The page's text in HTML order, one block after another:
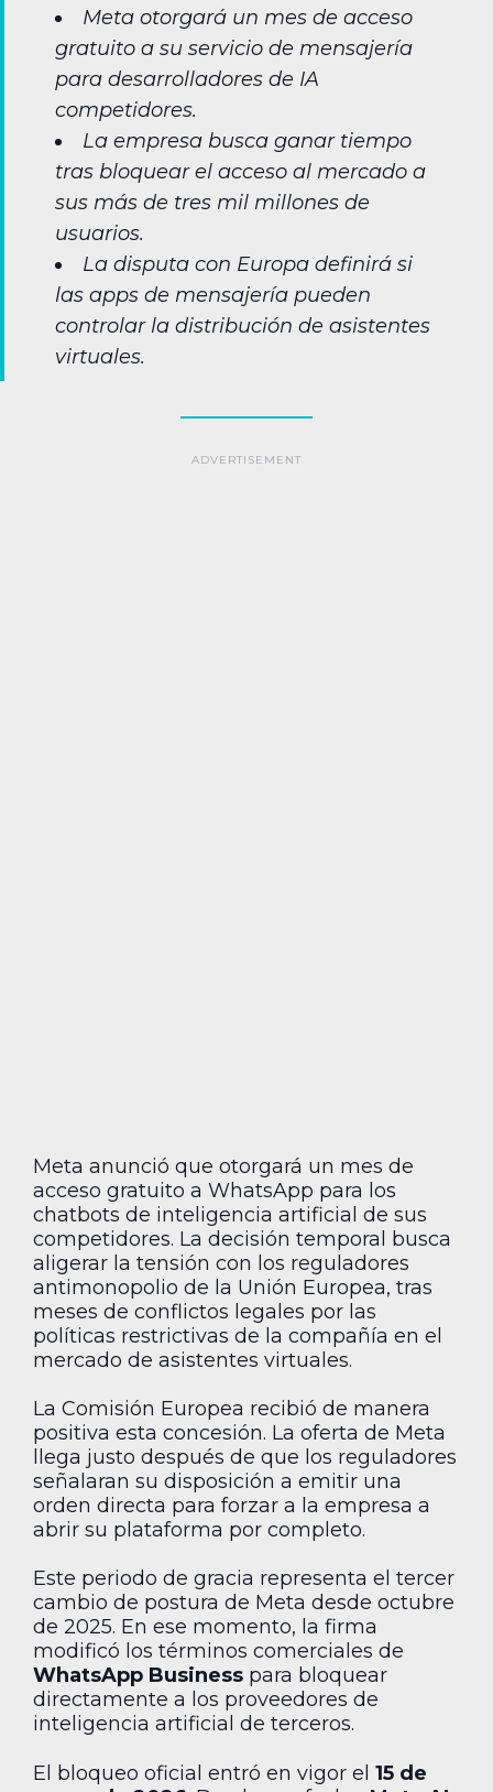
Meta otorgará un mes de acceso
gratuito a su servicio de mensajería
para desarrolladores de IA
competidores.
La empresa busca ganar tiempo
tras bloquear el acceso al mercado a
sus más de tres mil millones de
usuarios.
La disputa con Europa definirá si
las apps de mensajería pueden
controlar la distribución de asistentes
virtuales.
Meta anunció que otorgará un mes de
acceso gratuito a WhatsApp para los
chatbots de inteligencia artificial de sus
competidores. La decisión temporal busca
aligerar la tensión con los reguladores
antimonopolio de la Unión Europea, tras
meses de conflictos legales por las
políticas restrictivas de la compañía en el
mercado de asistentes virtuales.
La Comisión Europea recibió de manera
positiva esta concesión. La oferta de Meta
llega justo después de que los reguladores
señalaran su disposición a emitir una
orden directa para forzar a la empresa a
abrir su plataforma por completo.
Este periodo de gracia representa el tercer
cambio de postura de Meta desde octubre
de 2025. En ese momento, la firma
modificó los términos comerciales de
WhatsApp Business para bloquear
directamente a los proveedores de
inteligencia artificial de terceros.
El bloqueo oficial entró en vigor el 15 de